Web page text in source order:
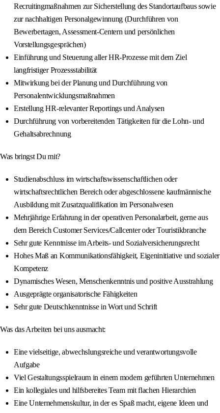
Recruitingmaßnahmen zur Sicherstellung des Standortaufbaus sowie
zur nachhaltigen Personalgewinnung (Durchführen von
Bewerbertagen, Assessment-Centern und persönlichen
Vorstellungsgesprächen)
Einführung und Steuerung aller HR-Prozesse mit dem Ziel
langfristiger Prozessstabilität
Mitwirkung bei der Planung und Durchführung von
Personalentwicklungsmaßnahmen
Erstellung HR-relevanter Reportings und Analysen
Durchführung von vorbereitenden Tätigkeiten für die Lohn- und
Gehaltsabrechnung
Was bringst Du mit?
Studienabschluss im wirtschaftswissenschaftlichen oder
wirtschaftsrechtlichen Bereich oder abgeschlossene kaufmännische
Ausbildung mit Zusatzqualifikation im Personalwesen
Mehrjährige Erfahrung in der operativen Personalarbeit, gerne aus
dem Bereich Customer Services/Callcenter oder Touristikbranche
Sehr gute Kenntnisse im Arbeits- und Sozialversicherungsrecht
Hohes Maß an Kommunikationsfähigkeit, Eigeninitiative und sozialer
Kompetenz
Dynamisches Wesen, Menschenkenntnis und positive Ausstrahlung
Ausgeprägte organisatorische Fähigkeiten
Sehr gute Deutschkenntnisse in Wort und Schrift
Was das Arbeiten bei uns ausmacht:
Eine vielseitige, abwechslungsreiche und verantwortungsvolle
Aufgabe
Viel Gestaltungsspielraum in einem modern geführten Unternehmen
Ein kollegiales und hilfsbereites Team mit flachen Hierarchien
Eine Unternehmenskultur, in der es Spaß macht, eigene Ideen und